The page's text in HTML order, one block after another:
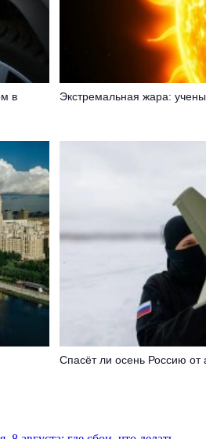
в
Экстремальная жара:
Спасёт ли осень Россию от